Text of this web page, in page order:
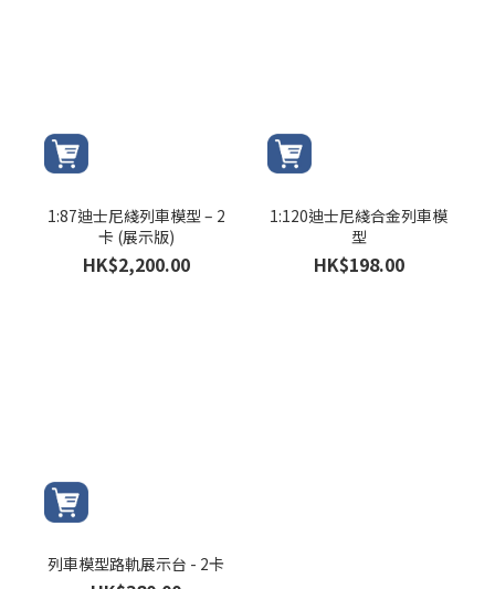
1:87迪士尼綫列車模型 – 2
卡 (展示版)
HK$2,200.00
1:120迪士尼綫合金列車模
型
HK$198.00
列車模型路軌展示台 - 2卡